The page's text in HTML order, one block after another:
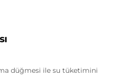
düğmesi ile su tüketimini